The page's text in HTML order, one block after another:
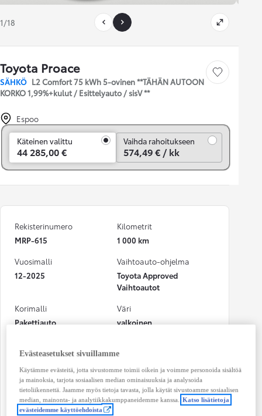
1/18
Toyota Proace
SÄHKÖ L2 Comfort 75 kWh 5-ovinen **TÄHÄN AUTOON
KORKO 1,99%+kulut / Esittelyauto / sisV **
Tallenna auto
Espoo
Käteinen valittu
44 285,00 €
Vaihda rahoitukseen
574,49 € / kk
Rekisterinumero
MRP-615
Kilometrit
1 000 km
Vuosimalli
12-2025
Vaihtoauto-ohjelma
Toyota Approved
Vaihtoautot
Korimalli
Pakettiauto
Väri
valkoinen
Sähkö
100 kw (134 hv)
Vaihteisto
Automaatti
Istuimet
3
Ovet
Evästeasetukset sivuillamme
Käytämme evästeitä, jotta sivustomme toimii oikein ja voimme personoida sisältöä
ja mainoksia, tarjota sosiaalisen median ominaisuuksia ja analysoida
tietoliikennettä. Jaamme myös tietoja tavasta, jolla käytät sivustoamme sosiaalisen
median, mainonta- ja analytiikkakumppaneidemme kanssa. Katso lisätietoja
evästeidemme käyttöehdoista